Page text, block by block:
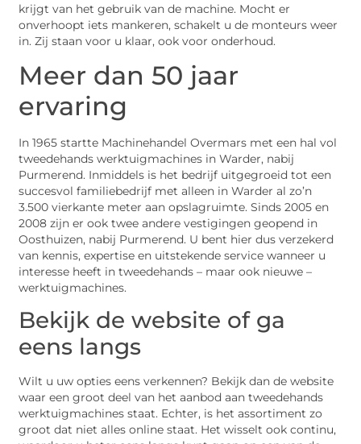
krijgt van het gebruik van de machine. Mocht er
onverhoopt iets mankeren, schakelt u de monteurs weer
in. Zij staan voor u klaar, ook voor onderhoud.
Meer dan 50 jaar
ervaring
In 1965 startte Machinehandel Overmars met een hal vol
tweedehands werktuigmachines in Warder, nabij
Purmerend. Inmiddels is het bedrijf uitgegroeid tot een
succesvol familiebedrijf met alleen in Warder al zo’n
3.500 vierkante meter aan opslagruimte. Sinds 2005 en
2008 zijn er ook twee andere vestigingen geopend in
Oosthuizen, nabij Purmerend. U bent hier dus verzekerd
van kennis, expertise en uitstekende service wanneer u
interesse heeft in tweedehands – maar ook nieuwe –
werktuigmachines.
Bekijk de website of ga
eens langs
Wilt u uw opties eens verkennen? Bekijk dan de website
waar een groot deel van het aanbod aan tweedehands
werktuigmachines staat. Echter, is het assortiment zo
groot dat niet alles online staat. Het wisselt ook continu,